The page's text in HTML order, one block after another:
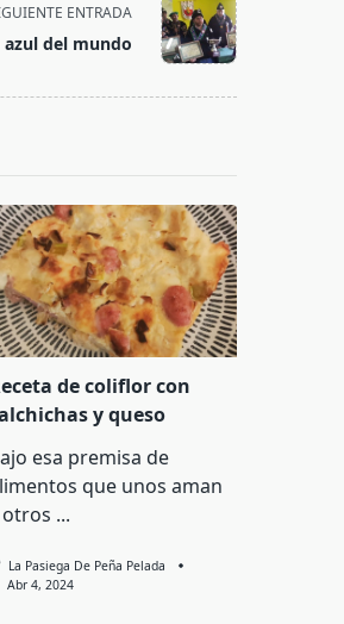
ENTRADA
del mundo
de coliflor con
y queso
esa premisa de
que unos aman
...
La Pasiega De Peña Pelada
Abr 4, 2024